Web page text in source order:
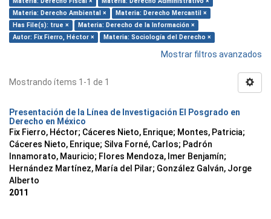
Materia: Derecho Ambiental ×
Materia: Derecho Mercantil ×
Has File(s): true ×
Materia: Derecho de la Información ×
Autor: Fix Fierro, Héctor ×
Materia: Sociología del Derecho ×
Mostrar filtros avanzados
Mostrando ítems 1-1 de 1
Presentación de la Línea de Investigación El Posgrado en
Derecho en México
Fix Fierro, Héctor; Cáceres Nieto, Enrique; Montes, Patricia;
Cáceres Nieto, Enrique; Silva Forné, Carlos; Padrón
Innamorato, Mauricio; Flores Mendoza, Imer Benjamín;
Hernández Martínez, María del Pilar; González Galván, Jorge
Alberto
2011